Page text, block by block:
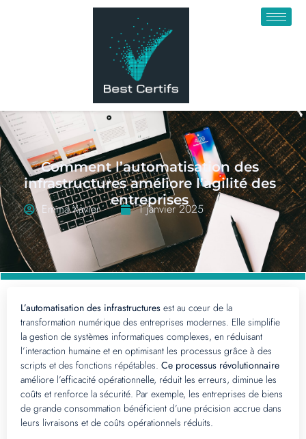
Comment l’automatisation des
infrastructures améliore l’agilité des
entreprises
Emma Xavier 1 janvier 2025
L’automatisation des infrastructures est au cœur de la
transformation numérique des entreprises modernes. Elle simplifie
la gestion de systèmes informatiques complexes, en réduisant
l’interaction humaine et en optimisant les processus grâce à des
scripts et des fonctions répétables. Ce processus révolutionnaire
améliore l’efficacité opérationnelle, réduit les erreurs, diminue les
coûts et renforce la sécurité. Par exemple, les entreprises de biens
de grande consommation bénéficient d’une précision accrue dans
leurs livraisons et de coûts opérationnels réduits.